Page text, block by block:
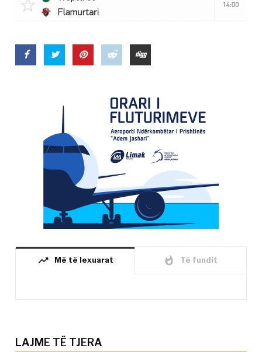
trending_up Më të lexuarat whatshot Të fundit
LAJME TË TJERA